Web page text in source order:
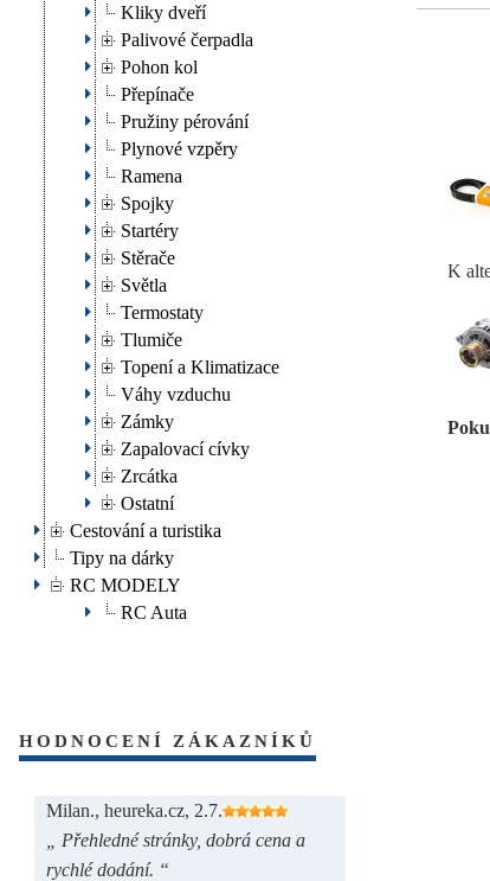
Kliky dveří
Palivové čerpadla
Pohon kol
Přepínače
Pružiny pérování
Plynové vzpěry
Ramena
Spojky
Startéry
Stěrače
Světla
Termostaty
Tlumiče
Topení a Klimatizace
Váhy vzduchu
Zámky
Zapalovací cívky
Zrcátka
Ostatní
Cestování a turistika
Tipy na dárky
RC MODELY
RC Auta
HODNOCENÍ ZÁKAZNÍKŮ
Milan., heureka.cz, 2.7.
„ Přehledné stránky, dobrá cena a
rychlé dodání. “
K